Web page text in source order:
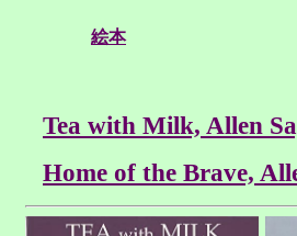
絵本
Tea with Milk, Allen
Home of the Brave,